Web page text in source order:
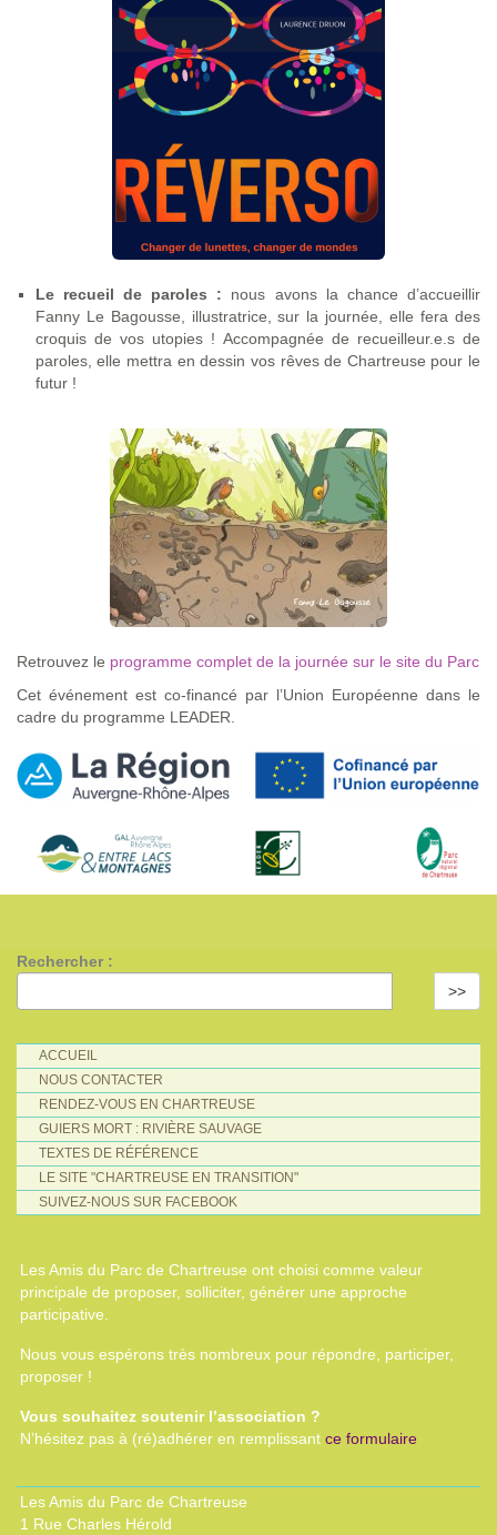
Le recueil de paroles : nous avons la chance d’accueillir
Fanny Le Bagousse, illustratrice, sur la journée, elle fera des
croquis de vos utopies ! Accompagnée de recueilleur.e.s de
paroles, elle mettra en dessin vos rêves de Chartreuse pour le
futur !
Retrouvez le programme complet de la journée sur le site du Parc
Cet événement est co-financé par l’Union Européenne dans le
cadre du programme LEADER.
Rechercher :
>>
ACCUEIL
NOUS CONTACTER
RENDEZ-VOUS EN CHARTREUSE
GUIERS MORT : RIVIÈRE SAUVAGE
TEXTES DE RÉFÉRENCE
LE SITE "CHARTREUSE EN TRANSITION"
SUIVEZ-NOUS SUR FACEBOOK
Les Amis du Parc de Chartreuse ont choisi comme valeur
principale de proposer, solliciter, générer une approche
participative.
Nous vous espérons très nombreux pour répondre, participer,
proposer !
Vous souhaitez soutenir l’association ?
N’hésitez pas à (ré)adhérer en remplissant ce formulaire
Les Amis du Parc de Chartreuse
1 Rue Charles Hérold